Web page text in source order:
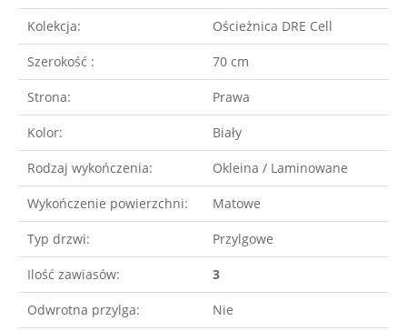
Kolekcja: Ościeżnica DRE Cell
Szerokość : 70 cm
Strona: Prawa
Kolor: Biały
Rodzaj wykończenia: Okleina / Laminowane
Wykończenie powierzchni: Matowe
Typ drzwi: Przylgowe
Ilość zawiasów: 3
Odwrotna przylga: Nie